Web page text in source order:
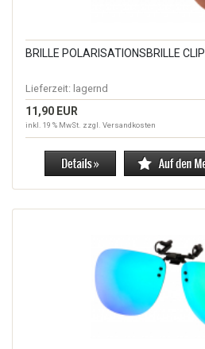
BRILLE POLARISATIONSBRILLE
Lieferzeit: lagernd
11,90 EUR
inkl. 19 % MwSt. zzgl. Versandkosten